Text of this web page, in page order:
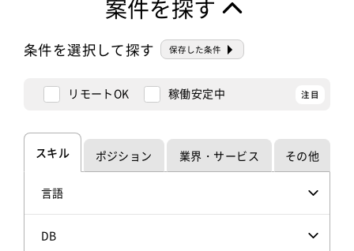
案件を探す
条件を選択して探す 保存した条件
リモートOK 稼働安定中
スキル ポジション 業界・サービス その他
言語
DB